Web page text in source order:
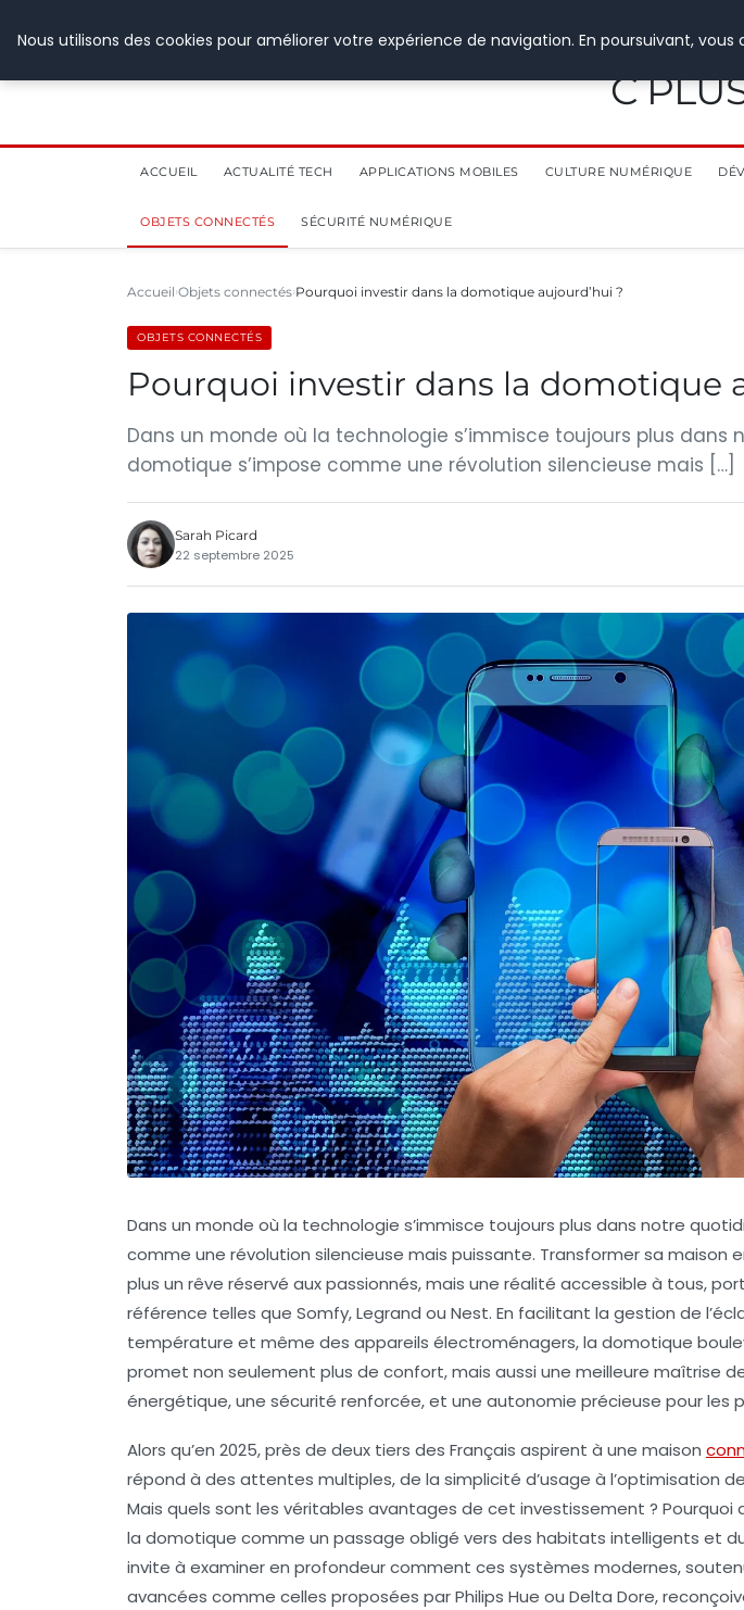
C
ACCUEIL ACTUALITÉ TECH APPLICATIONS MOBILES CULTURE NUMÉRIQUE
OBJETS CONNECTÉS SÉCURITÉ NUMÉRIQUE
Accueil Objets connectés Pourquoi investir dans la domotique aujourd’hui ?
OBJETS CONNECTÉS
Pourquoi investir dans la domotique
Dans un monde où la technologie s’immisce toujours plus dans
domotique s’impose comme une révolution silencieuse mais […]
Sarah Picard
22 septembre 2025
Dans un monde où la technologie s’immisce toujours plus dans notre
comme une révolution silencieuse mais puissante. Transformer sa maison
plus un rêve réservé aux passionnés, mais une réalité accessible à tous,
référence telles que Somfy,Legrand ou Nest. En facilitant la gestion de
température et même des appareils électroménagers, la domotique
promet non seulement plus de confort, mais aussi une meilleure maîtrise
énergétique, une sécurité renforcée, et une autonomie précieuse pour les
Alors qu’en 2025, près de deux tiers des Français aspirent à une maison
répond à des attentes multiples, de la simplicité d’usage à l’optimisation
Mais quels sont les véritables avantages de cet investissement ? Pourquoi
la domotique comme un passage obligé vers des habitats intelligents et
invite à examiner en profondeur comment ces systèmes modernes,
avancées comme celles proposées parPhilips Hue ou Delta Dore,
Nous utilisons des cookies pour améliorer votre expérience de navigation. En poursuivant,